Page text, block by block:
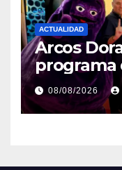
ACTUALIDAD
Arcos
programa
tres de
leales de
08/08/2026